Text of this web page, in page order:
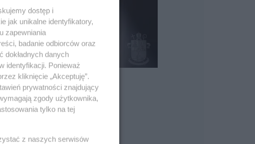
dostęp i
jak unikalne identyfikatory,
zapewniania
badanie odbiorców oraz
dokładnych danych
identyfikacji. Ponieważ
kliknięcie „Akceptuję”.
prywatności znajdujący
zgody użytkownika,
tylko na tej
z naszych serwisów